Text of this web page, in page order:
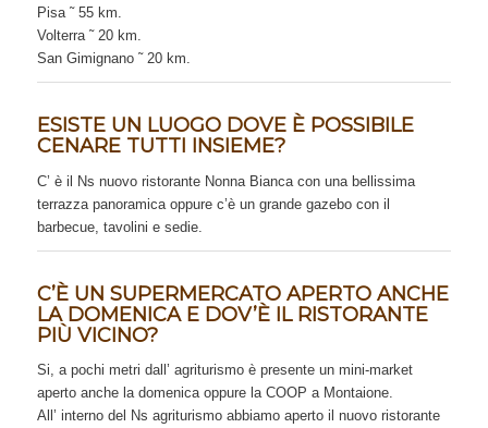
Pisa ˜ 55 km.
Volterra ˜ 20 km.
San Gimignano ˜ 20 km.
ESISTE UN LUOGO DOVE È POSSIBILE
CENARE TUTTI INSIEME?
C’ è il Ns nuovo ristorante Nonna Bianca con una bellissima
terrazza panoramica oppure c’è un grande gazebo con il
barbecue, tavolini e sedie.
C’È UN SUPERMERCATO APERTO ANCHE
LA DOMENICA E DOV’È IL RISTORANTE
PIÙ VICINO?
Si, a pochi metri dall’ agriturismo è presente un mini-market
aperto anche la domenica oppure la COOP a Montaione.
All’ interno del Ns agriturismo abbiamo aperto il nuovo ristorante